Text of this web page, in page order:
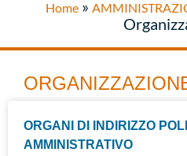
Home »
ORGANI DI INDIRIZZO
AMMINISTRATIVO